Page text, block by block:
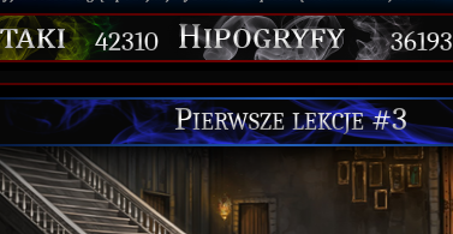
42310 36193
Pierwsze lekcje #3